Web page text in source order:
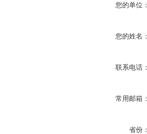
您的单位：
您的姓名：
联系电话：
常用邮箱：
省份：